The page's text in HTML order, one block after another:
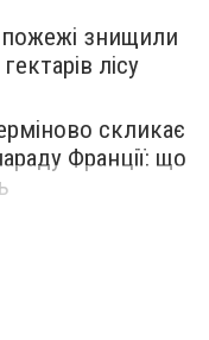
пожежі знищили
лісу
скликає
Франції: що